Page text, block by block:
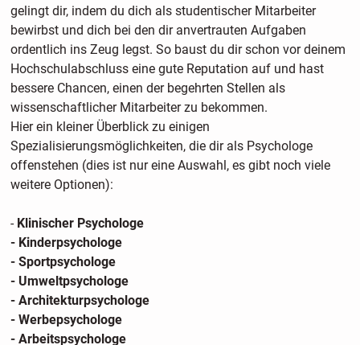
gelingt dir, indem du dich als studentischer Mitarbeiter
bewirbst und dich bei den dir anvertrauten Aufgaben
ordentlich ins Zeug legst. So baust du dir schon vor deinem
Hochschulabschluss eine gute Reputation auf und hast
bessere Chancen, einen der begehrten Stellen als
wissenschaftlicher Mitarbeiter zu bekommen.
Hier ein kleiner Überblick zu einigen
Spezialisierungsmöglichkeiten, die dir als Psychologe
offenstehen (dies ist nur eine Auswahl, es gibt noch viele
weitere Optionen):
- Klinischer Psychologe
- Kinderpsychologe
- Sportpsychologe
- Umweltpsychologe
- Architekturpsychologe
- Werbepsychologe
- Arbeitspsychologe